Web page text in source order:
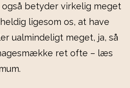
betyder virkelig meget
ligesom os, at have
ualmindeligt meget, ja, så
ret ofte – læs